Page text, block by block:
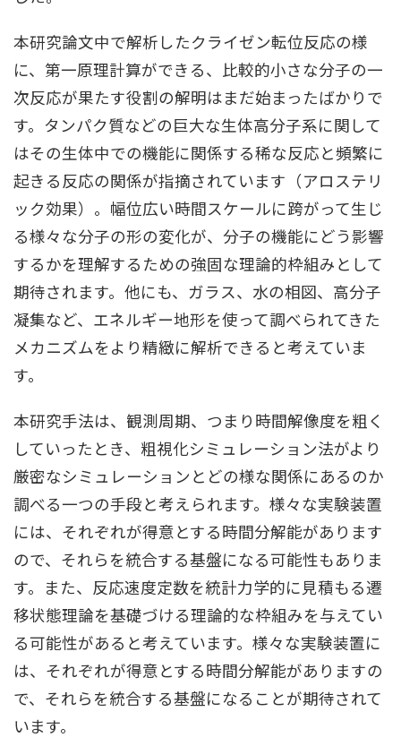
本研究論⽂中で解析したクライゼン転位反応の様
に、第⼀原理計算ができる、⽐較的⼩さな分⼦の⼀
次反応が果たす役割の解明はまだ始まったばかりで
す。タンパク質などの巨⼤な⽣体⾼分⼦系に関して
はその⽣体中での機能に関係する稀な反応と頻繁に
起きる反応の関係が指摘されています（アロステリ
ック効果）。幅位広い時間スケールに跨がって⽣じ
る様々な分⼦の形の変化が、分⼦の機能にどう影響
するかを理解するための強固な理論的枠組みとして
期待されます。他にも、ガラス、⽔の相図、⾼分⼦
凝集など、エネルギー地形を使って調べられてきた
メカニズムをより精緻に解析できると考えていま
す。
本研究⼿法は、観測周期、つまり時間解像度を粗く
していったとき、粗視化シミュレーション法がより
厳密なシミュレーションとどの様な関係にあるのか
調べる⼀つの⼿段と考えられます。様々な実験装置
には、それぞれが得意とする時間分解能があります
ので、それらを統合する基盤になる可能性もありま
す。また、反応速度定数を統計⼒学的に⾒積もる遷
移状態理論を基礎づける理論的な枠組みを与えてい
る可能性があると考えています。様々な実験装置に
は、それぞれが得意とする時間分解能がありますの
で、それらを統合する基盤になることが期待されて
います。